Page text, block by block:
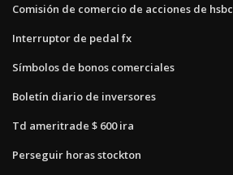
Comisión de comercio de acciones de hsbc
Interruptor de pedal fx
Símbolos de bonos comerciales
Boletín diario de inversores
Td ameritrade $ 600 ira
Perseguir horas stockton